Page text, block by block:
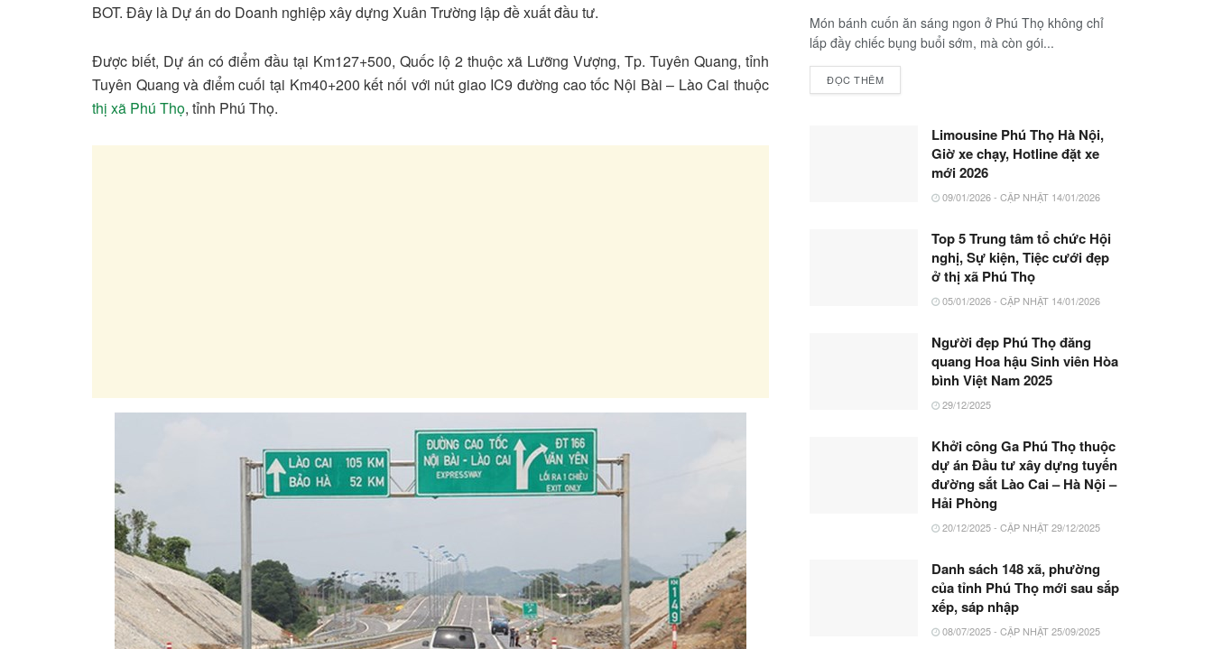
BOT. Đây là Dự án do Doanh nghiệp xây dựng Xuân Trường lập đề xuất đầu tư.
Được biết, Dự án có điểm đầu tại Km127+500, Quốc lộ 2 thuộc xã Lưỡng Vượng, Tp. Tuyên Quang, tỉnh
Tuyên Quang và điểm cuối tại Km40+200 kết nối với nút giao IC9 đường cao tốc Nội Bài – Lào Cai thuộc
thị xã Phú Thọ, tỉnh Phú Thọ.
Món bánh cuốn ăn sáng ngon ở Phú Thọ không chỉ
lấp đầy chiếc bụng buổi sớm, mà còn gói...
ĐỌC THÊM
Limousine Phú Thọ Hà Nội,
Giờ xe chạy, Hotline đặt xe
mới 2026
09/01/2026 - CẬP NHẬT 14/01/2026
Top 5 Trung tâm tổ chức Hội
nghị, Sự kiện, Tiệc cưới đẹp
ở thị xã Phú Thọ
05/01/2026 - CẬP NHẬT 14/01/2026
Người đẹp Phú Thọ đăng
quang Hoa hậu Sinh viên Hòa
bình Việt Nam 2025
29/12/2025
Khởi công Ga Phú Thọ thuộc
dự án Đầu tư xây dựng tuyến
đường sắt Lào Cai – Hà Nội –
Hải Phòng
20/12/2025 - CẬP NHẬT 29/12/2025
Danh sách 148 xã, phường
của tỉnh Phú Thọ mới sau sắp
xếp, sáp nhập
08/07/2025 - CẬP NHẬT 25/09/2025